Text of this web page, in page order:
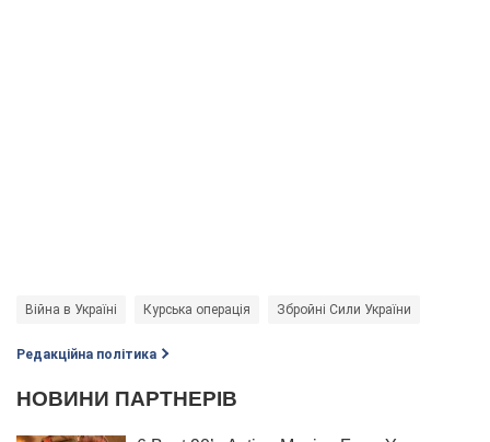
Війна в Україні Курська операція Збройні Сили України
Редакційна політика